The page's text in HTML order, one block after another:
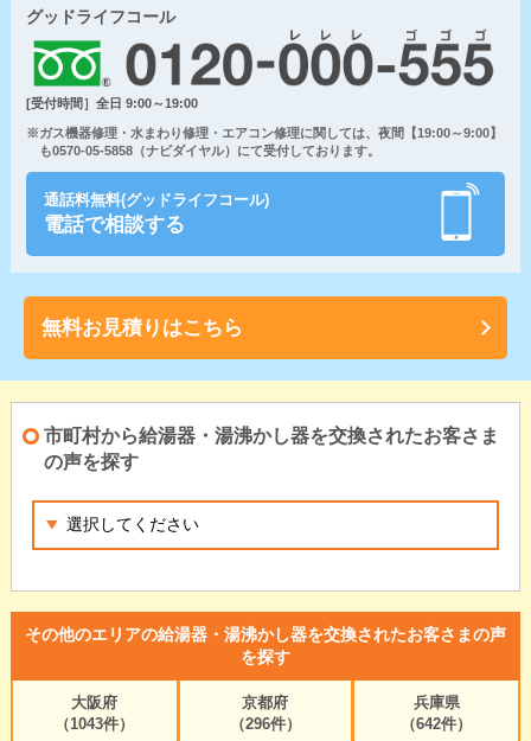
グッドライフコール
[受付時間］全日 9:00～19:00
※ガス機器修理・水まわり修理・エアコン修理に関しては、夜間【19:00～9:00】
も0570-05-5858（ナビダイヤル）にて受付しております。
通話料無料(グッドライフコール)
電話で相談する
無料お見積りはこちら
市町村から給湯器・湯沸かし器を交換されたお客さま
の声を探す
その他のエリアの給湯器・湯沸かし器を交換されたお客さまの声
を探す
大阪府
（1043件）
京都府
（296件）
兵庫県
（642件）